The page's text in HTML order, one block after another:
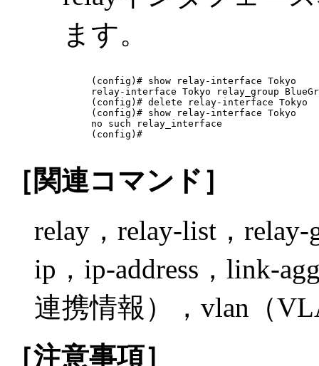
ます。
(config)# show relay-interface Tokyo
relay-interface Tokyo relay_group
(config)# delete relay-interface Tokyo
(config)# show relay-interface Tokyo
no such relay_interface
(config)#
［関連コマンド］
relay，relay-list，
ip，ip-address，link-
連携情報），vlan（
［注意事項］